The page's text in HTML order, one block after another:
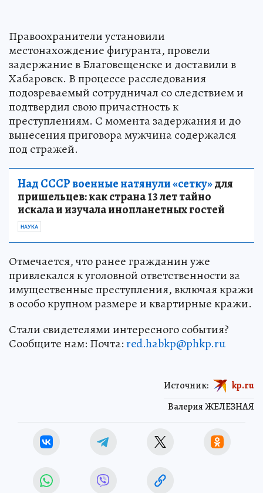
Правоохранители установили
местонахождение фигуранта, провели
задержание в Благовещенске и доставили в
Хабаровск. В процессе расследования
подозреваемый сотрудничал со следствием и
подтвердил свою причастность к
преступлениям. С момента задержания и до
вынесения приговора мужчина содержался
под стражей.
Над СССР военные натянули «сетку»для
пришельцев: как страна 13 лет тайно
искала и изучала инопланетных гостей
НАУКА
Отмечается, что ранее гражданин уже
привлекался к уголовной ответственности за
имущественные преступления, включая кражи
в особо крупном размере и квартирные кражи.
Стали свидетелями интересного события?
Сообщите нам: Почта:red.habkp@phkp.ru
Валерия ЖЕЛЕЗНАЯ
Источник: kp.ru